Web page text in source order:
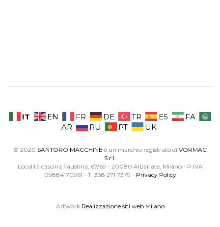
IT EN FR DE TR ES
FA
AR
RU PT UK
© 2020 SANTORO MACCHINE è un marchio registrato di VORMAC
S.r.l.
Località cascina Faustina, 67/69 - 20080 Albairate, Milano - P.IVA
09884170961 - T. 338 271 7379 - Privacy Policy
Artwork Realizzazione siti web Milano